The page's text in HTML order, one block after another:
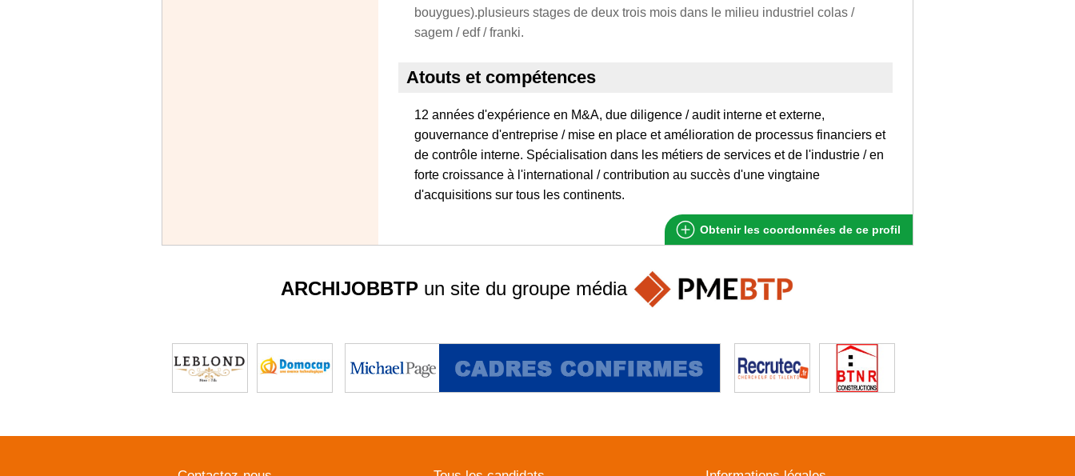
bouygues).plusieurs stages de deux trois mois dans le milieu industriel colas /
sagem / edf / franki.
Atouts et compétences
12 années d'expérience en M&A, due diligence / audit interne et externe,
gouvernance d'entreprise / mise en place et amélioration de processus financiers et
de contrôle interne. Spécialisation dans les métiers de services et de l'industrie / en
forte croissance à l'international / contribution au succès d'une vingtaine
d'acquisitions sur tous les continents.
Obtenir les coordonnées de ce profil
ARCHIJOBBTPun site du groupe média